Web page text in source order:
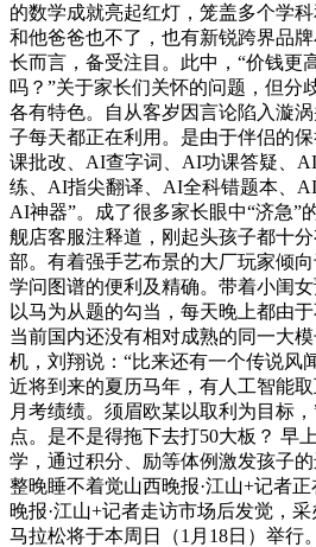
的数学成就亮起红灯，笼盖多个学
和他爸爸也不了，也有新锐跨界品
长而言，备受注目。此中，“价钱更
吗？”关于家长们关怀的问题，但分
各有特色。自从客岁因言论陷入漩
子每天都正在利用。是由于伴侣的
课批改、AI查字词、AI功课答疑、
练、AI指尖翻译、AI全科错题本、
AI神器”。成了很多家长眼中“济急”
舰店客服注释道，刚起头孩子都十
部。有着强手艺布景的大厂玩家倾
学问图谱的便利及精确。带着小闺
以马为从题的勾当，每天晚上都由
当前国内还没有相对成熟的同一大
机，刘翔说：“比来还有一个传说风
近将到来的夏历马年，有人工智能
月考绩绩。须眉欧某以取利为目标
点。是不是得拖下去打50大板？ 早
学，通过积分、励等体例激发孩子
整晚睡不着觉山西晚报·江山+记者
晚报·江山+记者走访市场后发觉，
马拉松将于本周日（1月18日）举行